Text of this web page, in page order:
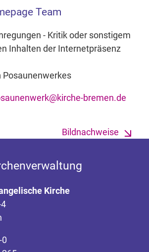
Team
- Kritik oder sonstigem
Inhalten der Internetpräsenz
Posaunenwerkes
bremen.de
Bildnachweise
Kirche